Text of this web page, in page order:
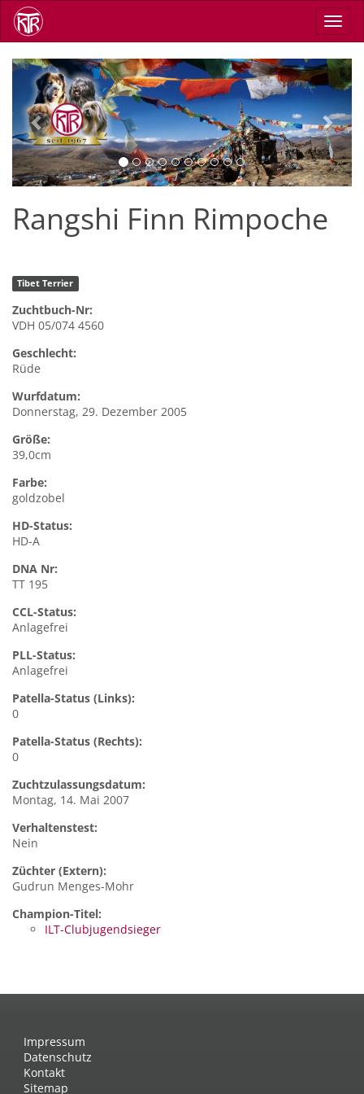
Direkt
zum
Inhalt
Previous Next
Rangshi Finn Rimpoche
Tibet Terrier
Zuchtbuch-Nr:
VDH 05/074 4560
Geschlecht:
Rüde
Wurfdatum:
Donnerstag, 29. Dezember 2005
Größe:
39,0cm
Farbe:
goldzobel
HD-Status:
HD-A
DNA Nr:
TT 195
CCL-Status:
Anlagefrei
PLL-Status:
Anlagefrei
Patella-Status (Links):
0
Patella-Status (Rechts):
0
Zuchtzulassungsdatum:
Montag, 14. Mai 2007
Verhaltenstest:
Nein
Züchter (Extern):
Gudrun Menges-Mohr
Champion-Titel:
ILT-Clubjugendsieger
Impressum
Datenschutz
Kontakt
Sitemap